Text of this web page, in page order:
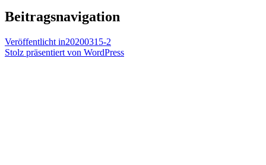
Beitragsnavigation
Veröffentlicht in20200315-2
Stolz präsentiert von WordPress